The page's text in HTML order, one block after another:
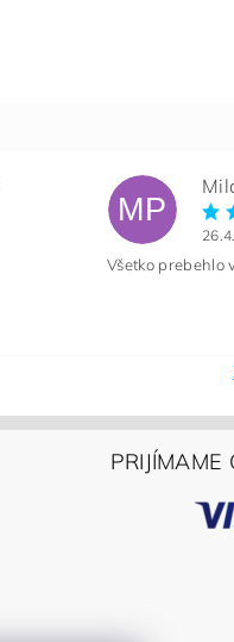
MP
Všetko prebehlo
PRIJÍMAME